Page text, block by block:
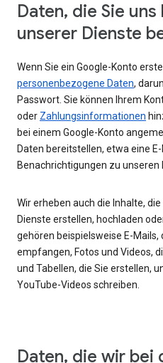
Daten, die Sie
unserer Dienste
Wenn Sie ein Google-Konto
personenbezogene Daten,
Passwort. Sie können Ihrem
oder Zahlungsinformationen
bei einem Google-Konto
Daten bereitstellen, etwa eine
Benachrichtigungen zu unseren
Wir erheben auch die Inhalte,
Dienste erstellen, hochladen
gehören beispielsweise E-Mails,
empfangen, Fotos und Videos,
und Tabellen, die Sie erstellen,
YouTube-Videos schreiben.
Daten, die wir bei